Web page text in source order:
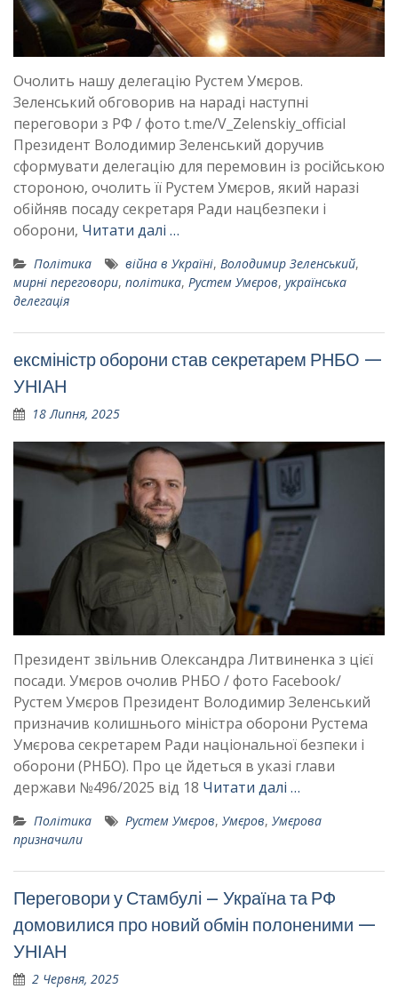
Очолить нашу делегацію Рустем Умєров.
Зеленський обговорив на нараді наступні
переговори з РФ / фото t.me/V_Zelenskiy_official
Президент Володимир Зеленський доручив
сформувати делегацію для перемовин із російською
стороною, очолить її Рустем Умєров, який наразі
обійняв посаду секретаря Ради нацбезпеки і
оборони, Читати далі …
Політика війна в Україні, Володимир Зеленський,
мирні переговори, політика, Рустем Умєров, українська
делегація
ексміністр оборони став секретарем РНБО —
УНІАН
18 Липня, 2025
Президент звільнив Олександра Литвиненка з цієї
посади. Умєров очолив РНБО / фото Facebook/
Рустем Умєров Президент Володимир Зеленський
призначив колишнього міністра оборони Рустема
Умєрова секретарем Ради національної безпеки і
оборони (РНБО). Про це йдеться в указі глави
держави №496/2025 від 18 Читати далі …
Політика Рустем Умєров, Умєров, Умєрова
призначили
Переговори у Стамбулі – Україна та РФ
домовилися про новий обмін полоненими —
УНІАН
2 Червня, 2025